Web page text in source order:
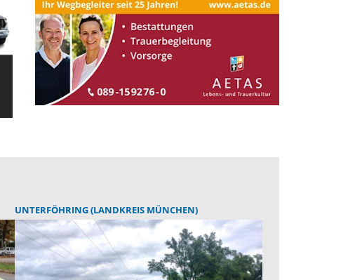
UNTERFÖHRING (LANDKREIS MÜNCHEN)